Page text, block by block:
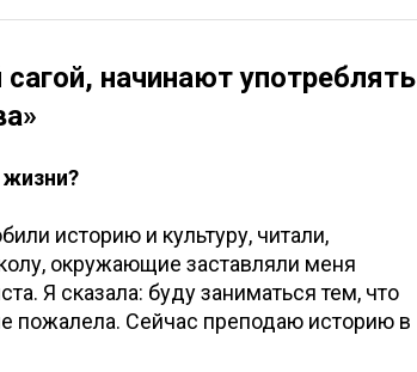
начинают употреблять
историю и культуру, читали,
окружающие заставляли меня
Я сказала: буду заниматься тем, что
пожалела. Сейчас преподаю историю в